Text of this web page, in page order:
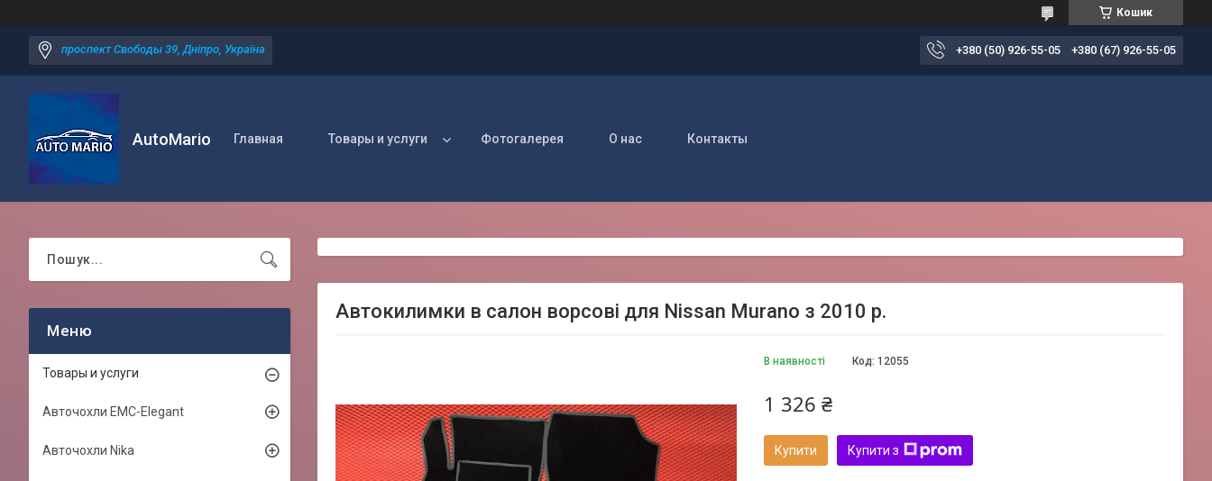
Кошик
проспект Свободы 39, Дніпро, Україна +380 (50) 926-55-05 +380 (67) 926-55-05
AutoMario Главная Товары и услуги Фотогалерея О нас Контакты
Автокилимки в салон ворсові для Nissan Murano з 2010 р.
В наявності Код: 12055
1 326 ₴
Купити Купити з
Товары и услуги
Авточохли EMC-Elegant
Авточохли Nika